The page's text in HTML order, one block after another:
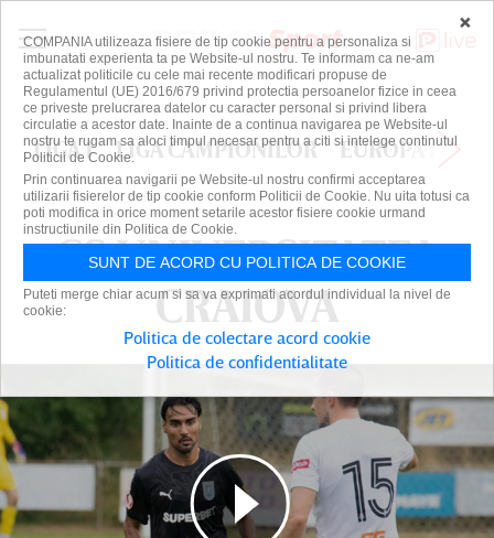
LIGA 1 LIGA CAMPIONILOR EUROPA
CS UNIVERSITATEA
CRAIOVA
CS UNIVERSITATEA
CRAIOVA
×
COMPANIA utilizeaza fisiere de tip cookie pentru a personaliza si
imbunatati experienta ta pe Website-ul nostru. Te informam ca ne-am
actualizat politicile cu cele mai recente modificari propuse de
Regulamentul (UE) 2016/679 privind protectia persoanelor fizice in ceea
ce priveste prelucrarea datelor cu caracter personal si privind libera
circulatie a acestor date. Inainte de a continua navigarea pe Website-ul
nostru te rugam sa aloci timpul necesar pentru a citi si intelege continutul
Politicii de Cookie.
Prin continuarea navigarii pe Website-ul nostru confirmi acceptarea
utilizarii fisierelor de tip cookie conform Politicii de Cookie. Nu uita totusi ca
poti modifica in orice moment setarile acestor fisiere cookie urmand
instructiunile din Politica de Cookie.
SUNT DE ACORD CU POLITICA DE COOKIE
Puteti merge chiar acum si sa va exprimati acordul individual la nivel de
cookie:
Politica de colectare acord cookie
Politica de confidentialitate